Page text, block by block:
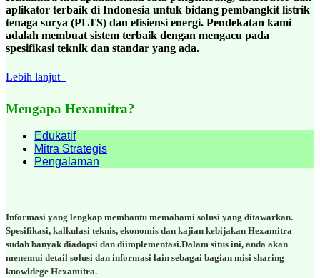
aplikator terbaik di Indonesia untuk bidang pembangkit listrik
tenaga surya (PLTS) dan efisiensi energi. Pendekatan kami
adalah membuat sistem terbaik dengan mengacu pada
spesifikasi teknik dan standar yang ada.
Lebih lanjut
Mengapa Hexamitra?
Edukatif
Mitra Strategis
Pengalaman
Informasi yang lengkap membantu memahami solusi yang ditawarkan.
Spesifikasi, kalkulasi teknis, ekonomis dan kajian kebijakan Hexamitra
sudah banyak diadopsi dan diimplementasi.Dalam situs ini, anda akan
menemui detail solusi dan informasi lain sebagai bagian misi sharing
knowldege Hexamitra.